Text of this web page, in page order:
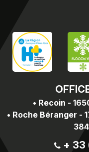
• Recoin -
• Roche Béranger -
+ 33